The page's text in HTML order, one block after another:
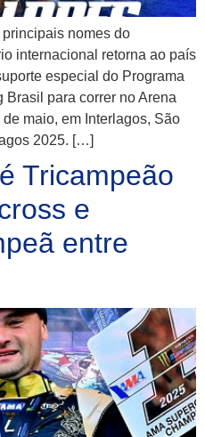
nomes do
internacional retorna ao país
especial do Programa
para correr no Arena
maio, em Interlagos, São
2025. […]
Tricampeão
e
entre